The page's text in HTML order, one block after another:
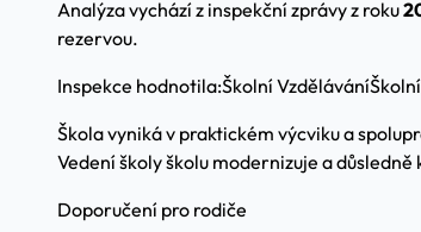
Analýza vychází z inspekční zprávy z roku
rezervou.
Inspekce hodnotila:Školní Vzdělávání
Škola vyniká v praktickém výcviku a
Vedení školy školu modernizuje a
Doporučení pro rodiče